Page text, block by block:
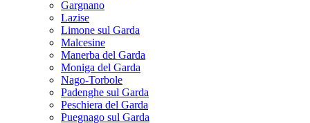
Gargnano
Lazise
Limone sul Garda
Malcesine
Manerba del Garda
Moniga del Garda
Nago-Torbole
Padenghe sul Garda
Peschiera del Garda
Puegnago sul Garda